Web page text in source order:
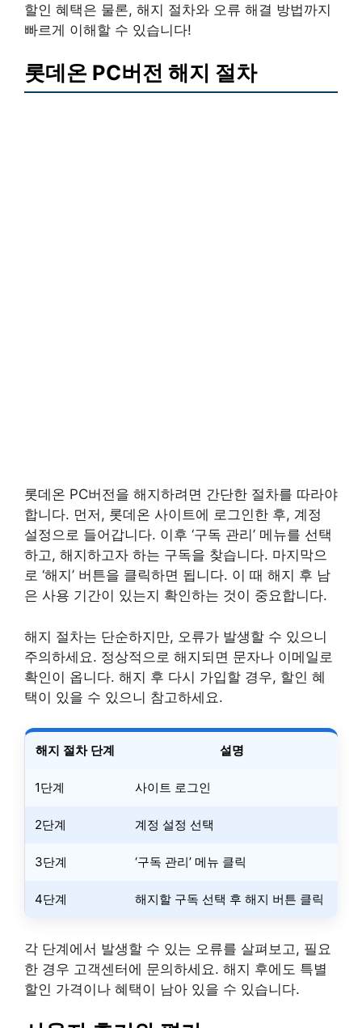
할인 혜택은 물론, 해지 절차와 오류 해결 방법까지
빠르게 이해할 수 있습니다!
롯데온 PC버전 해지 절차
롯데온 PC버전을 해지하려면 간단한 절차를 따라야
합니다. 먼저, 롯데온 사이트에 로그인한 후, 계정
설정으로 들어갑니다. 이후 ‘구독 관리’ 메뉴를 선택
하고, 해지하고자 하는 구독을 찾습니다. 마지막으
로 ‘해지’ 버튼을 클릭하면 됩니다. 이 때 해지 후 남
은 사용 기간이 있는지 확인하는 것이 중요합니다.
해지 절차는 단순하지만, 오류가 발생할 수 있으니
주의하세요. 정상적으로 해지되면 문자나 이메일로
확인이 옵니다. 해지 후 다시 가입할 경우, 할인 혜
택이 있을 수 있으니 참고하세요.
해지 절차 단계 설명
1단계 사이트 로그인
2단계 계정 설정 선택
3단계 ‘구독 관리’ 메뉴 클릭
4단계 해지할 구독 선택 후 해지 버튼 클릭
각 단계에서 발생할 수 있는 오류를 살펴보고, 필요
한 경우 고객센터에 문의하세요. 해지 후에도 특별
할인 가격이나 혜택이 남아 있을 수 있습니다.